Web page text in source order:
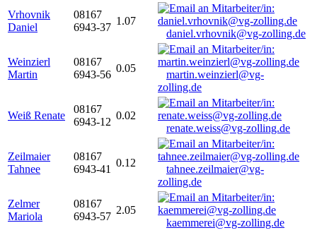
Vrhovnik
Daniel
08167
6943-37
1.07
daniel.vrhovnik@vg-zolling.de
Weinzierl
Martin
08167
6943-56
0.05
martin.weinzierl@vg-
zolling.de
Weiß Renate
08167
6943-12
0.02
renate.weiss@vg-zolling.de
Zeilmaier
Tahnee
08167
6943-41
0.12
tahnee.zeilmaier@vg-
zolling.de
Zelmer
Mariola
08167
6943-57
2.05
kaemmerei@vg-zolling.de